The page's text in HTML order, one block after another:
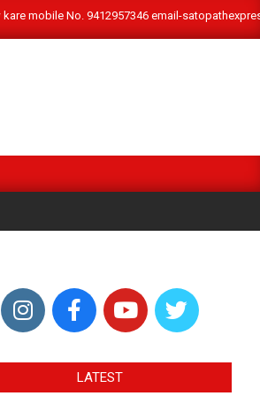
mobile No. 9412957346 email-
LATEST